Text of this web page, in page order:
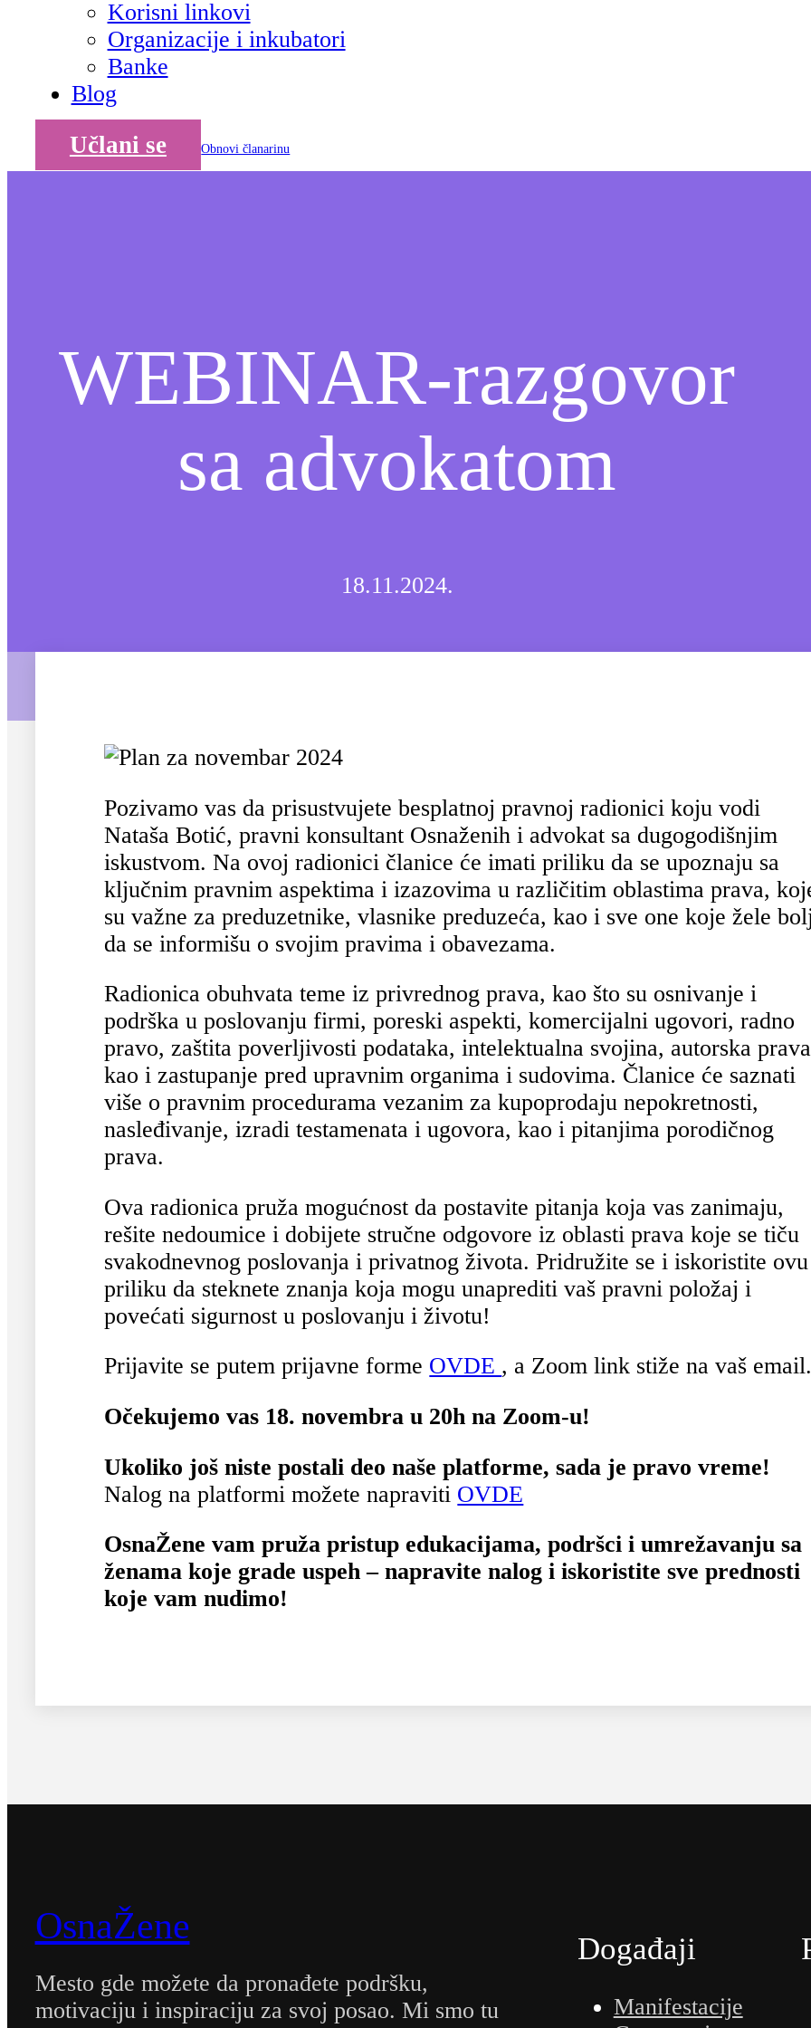
Korisni linkovi
Organizacije i inkubatori
Banke
Blog
Učlani se Obnovi članarinu
WEBINAR-razgovor
sa advokatom
18.11.2024.
Pozivamo vas da prisustvujete besplatnoj pravnoj radionici koju vodi
Nataša Botić, pravni konsultant Osnaženih i advokat sa dugogodišnjim
iskustvom. Na ovoj radionici članice će imati priliku da se upoznaju sa
ključnim pravnim aspektima i izazovima u različitim oblastima prava,
su važne za preduzetnike, vlasnike preduzeća, kao i sve one koje žele
da se informišu o svojim pravima i obavezama.
Radionica obuhvata teme iz privrednog prava, kao što su osnivanje i
podrška u poslovanju firmi, poreski aspekti, komercijalni ugovori, radno
pravo, zaštita poverljivosti podataka, intelektualna svojina, autorska
kao i zastupanje pred upravnim organima i sudovima. Članice će saznati
više o pravnim procedurama vezanim za kupoprodaju nepokretnosti,
nasleđivanje, izradi testamenata i ugovora, kao i pitanjima porodičnog
prava.
Ova radionica pruža mogućnost da postavite pitanja koja vas zanimaju,
rešite nedoumice i dobijete stručne odgovore iz oblasti prava koje se tiču
svakodnevnog poslovanja i privatnog života. Pridružite se i iskoristite ovu
priliku da steknete znanja koja mogu unaprediti vaš pravni položaj i
povećati sigurnost u poslovanju i životu!
Prijavite se putem prijavne forme OVDE , a Zoom link stiže na vaš
Očekujemo vas 18. novembra u 20h na Zoom-u!
Ukoliko još niste postali deo naše platforme, sada je pravo vreme!
Nalog na platformi možete napraviti OVDE
OsnaŽene vam pruža pristup edukacijama, podršci i umrežavanju sa
ženama koje grade uspeh – napravite nalog i iskoristite sve prednosti
koje vam nudimo!
OsnaŽene
Mesto gde možete da pronađete podršku,
motivaciju i inspiraciju za svoj posao. Mi smo tu
Događaji
Manifestacije